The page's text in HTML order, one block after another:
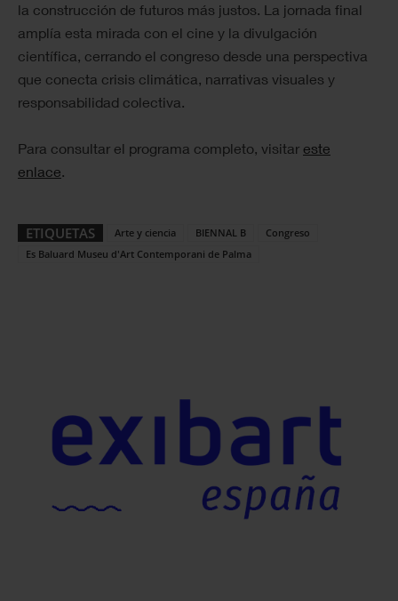
la construcción de futuros más justos. La jornada final
amplía esta mirada con el cine y la divulgación
científica, cerrando el congreso desde una perspectiva
que conecta crisis climática, narrativas visuales y
responsabilidad colectiva.
Para consultar el programa completo, visitar este
enlace.
ETIQUETAS Arte y ciencia BIENNAL B
Congreso
Es Baluard Museu d'Art Contemporani de Palma